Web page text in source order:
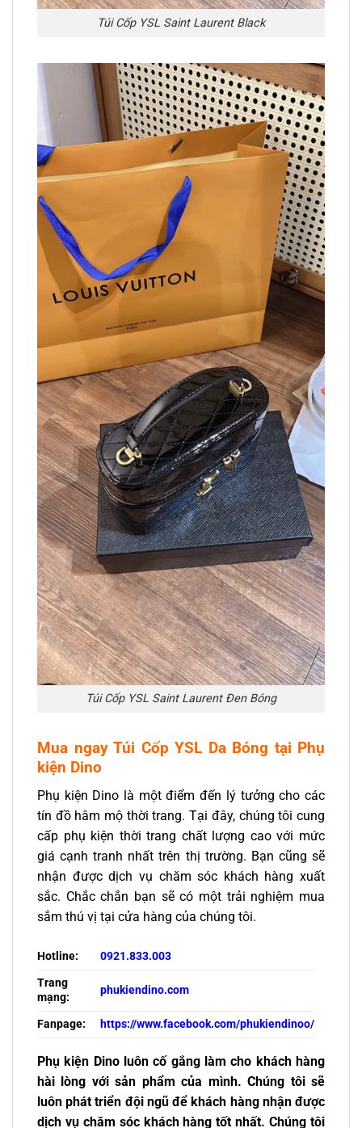
Túi Cốp YSL Saint Laurent Black
Túi Cốp YSL Saint Laurent Đen Bóng
Mua ngay Túi Cốp YSL Da Bóng tại Phụ
kiện Dino
Phụ kiện Dino là một điểm đến lý tưởng cho các
tín đồ hâm mộ thời trang. Tại đây, chúng tôi cung
cấp phụ kiện thời trang chất lượng cao với mức
giá cạnh tranh nhất trên thị trường. Bạn cũng sẽ
nhận được dịch vụ chăm sóc khách hàng xuất
sắc. Chắc chắn bạn sẽ có một trải nghiệm mua
sắm thú vị tại cửa hàng của chúng tôi.
Hotline:
0921.833.003
Trang
mạng:
phukiendino.com
Fanpage: https://www.facebook.com/phukiendinoo/
Phụ kiện Dino luôn cố gắng làm cho khách hàng
hài lòng với sản phẩm của mình. Chúng tôi sẽ
luôn phát triển đội ngũ để khách hàng nhận được
dịch vụ chăm sóc khách hàng tốt nhất. Chúng tôi